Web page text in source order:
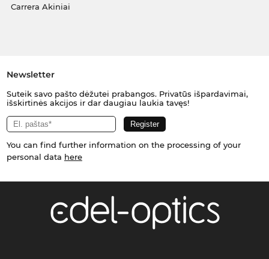
Carrera Akiniai
Newsletter
Suteik savo pašto dėžutei prabangos. Privatūs išpardavimai,
išskirtinės akcijos ir dar daugiau laukia tavęs!
You can find further information on the processing of your
personal data here